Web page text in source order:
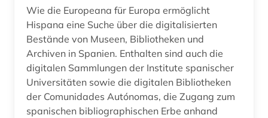
Wie die Europeana für Europa ermöglicht
Hispana eine Suche über die digitalisierten
Bestände von Museen, Bibliotheken und
Archiven in Spanien. Enthalten sind auch die
digitalen Sammlungen der Institute spanischer
Universitäten sowie die digitalen Bibliotheken
der Comunidades Autónomas, die Zugang zum
spanischen bibliographischen Erbe anhand